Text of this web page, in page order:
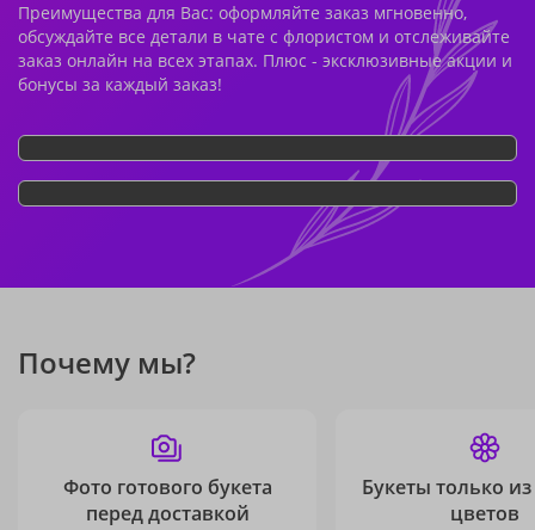
Преимущества для Вас: оформляйте заказ мгновенно,
обсуждайте все детали в чате с флористом и отслеживайте
заказ онлайн на всех этапах. Плюс - эксклюзивные акции и
бонусы за каждый заказ!
Почему мы?
Фото готового букета
перед доставкой
Букеты только
цветов